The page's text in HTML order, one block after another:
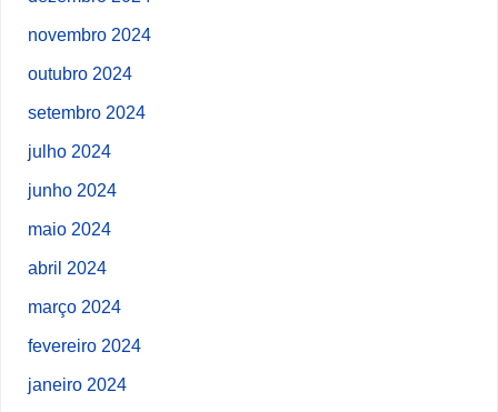
novembro 2024
outubro 2024
setembro 2024
julho 2024
junho 2024
maio 2024
abril 2024
março 2024
fevereiro 2024
janeiro 2024